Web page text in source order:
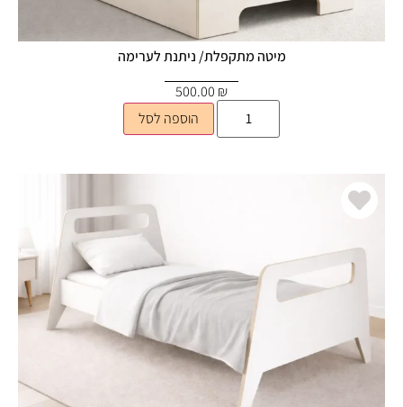
מיטה מתקפלת/ ניתנת לערימה
₪
הוספה לסל